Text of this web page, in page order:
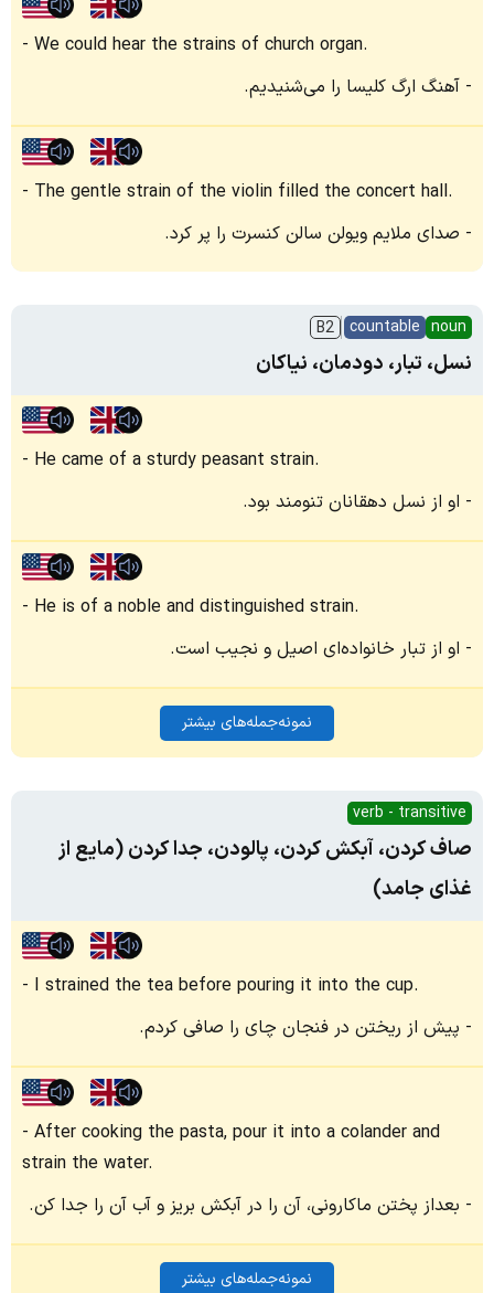
We could hear the strains of church organ.
آهنگ ارگ کلیسا را می‌شنیدیم.
The gentle strain of the violin filled the concert hall.
صدای ملایم ویولن سالن کنسرت را پر کرد.
noun
countable
B2
نسل، تبار، دودمان، نیاکان
He came of a sturdy peasant strain.
او از نسل دهقانان تنومند بود.
He is of a noble and distinguished strain.
او از تبار خانواده‌ای اصیل و نجیب است.
نمونه‌جمله‌های بیشتر
verb - transitive
صاف کردن، آبکش کردن، پالودن، جدا کردن (مایع از
غذای جامد)
I strained the tea before pouring it into the cup.
پیش از ریختن در فنجان چای را صافی کردم.
After cooking the pasta, pour it into a colander and
strain the water.
بعداز پختن ماکارونی، آن را در آبکش بریز و آب آن را جدا کن.
نمونه‌جمله‌های بیشتر